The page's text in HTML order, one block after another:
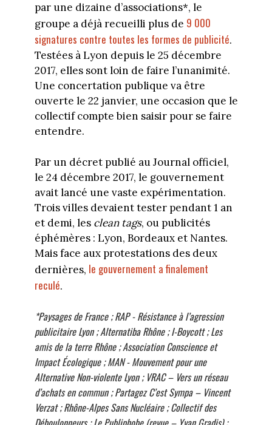
par une dizaine d’associations*, le
groupe a déjà recueilli plus de 9 000
signatures contre toutes les formes de publicité.
Testées à Lyon depuis le 25 décembre
2017, elles sont loin de faire l’unanimité.
Une concertation publique va être
ouverte le 22 janvier, une occasion que le
collectif compte bien saisir pour se faire
entendre.
Par un décret publié au Journal officiel,
le 24 décembre 2017, le gouvernement
avait lancé une vaste expérimentation.
Trois villes devaient tester pendant 1 an
et demi, les clean tags, ou publicités
éphémères : Lyon, Bordeaux et Nantes.
Mais face aux protestations des deux
dernières, le gouvernement a finalement
reculé.
*Paysages de France ; RAP - Résistance à l’agression
publicitaire Lyon ; Alternatiba Rhône ; I-Boycott ; Les
amis de la terre Rhône ; Association Conscience et
Impact Écologique ; MAN - Mouvement pour une
Alternative Non-violente Lyon ; VRAC – Vers un réseau
d’achats en commun ; Partagez C’est Sympa – Vincent
Verzat ; Rhône-Alpes Sans Nucléaire ; Collectif des